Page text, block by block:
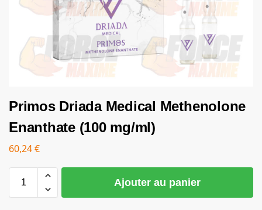
Primos Driada Medical Methenolone
Enanthate (100 mg/ml)
60,24€
Ajouter au panier